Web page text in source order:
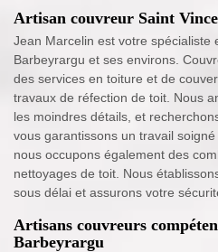
Artisan couvreur Saint
Jean Marcelin est votre spécialiste
Barbeyrargu et ses environs.
des services en toiture et de
travaux de réfection de toit. Nous
les moindres détails, et
vous garantissons un travail
nous occupons également des
nettoyages de toit. Nous
sous délai et assurons votre
Artisans couvreurs
Barbeyrargu